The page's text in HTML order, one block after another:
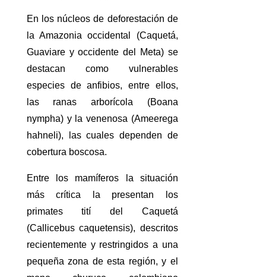
En los núcleos de deforestación de
la Amazonia occidental (Caquetá,
Guaviare y occidente del Meta) se
destacan como vulnerables
especies de anfibios, entre ellos,
las ranas arborícola (Boana
nympha) y la venenosa (Ameerega
hahneli), las cuales dependen de
cobertura boscosa.
Entre los mamíferos la situación
más crítica la presentan los
primates tití del Caquetá
(Callicebus caquetensis), descritos
recientemente y restringidos a una
pequeña zona de esta región, y el